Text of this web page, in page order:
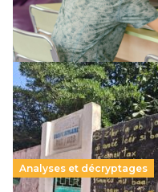
Lire la suite →
Analyses et décryptages